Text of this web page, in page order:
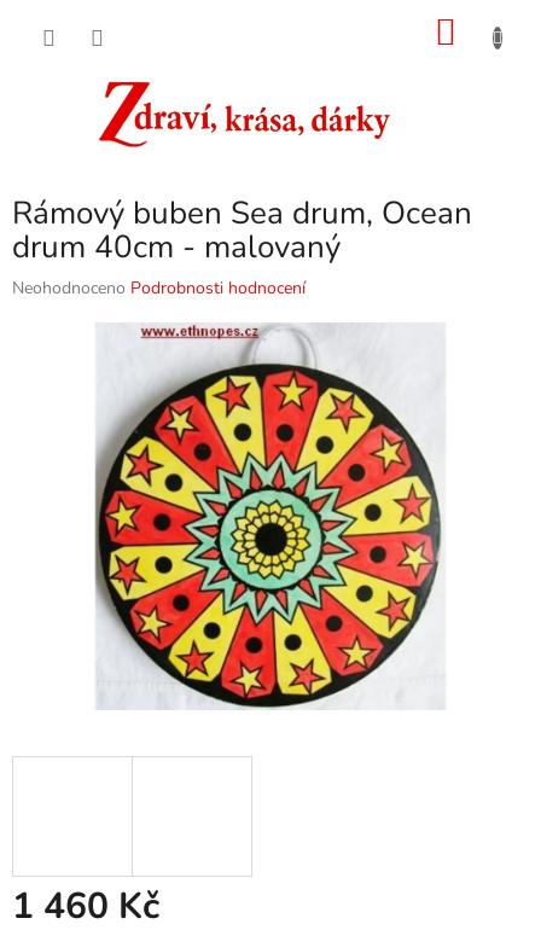
Rámový buben Sea drum, Ocean
drum 40cm - malovaný
Průměrné
Neohodnoceno Podrobnosti hodnocení
1 460 Kč